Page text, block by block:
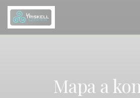
Panel pro správu cookies
Mapa a